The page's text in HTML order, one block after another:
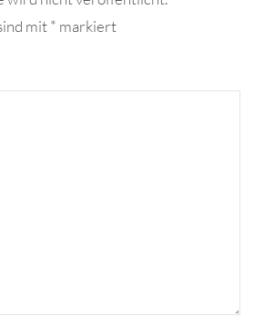
mit* markiert